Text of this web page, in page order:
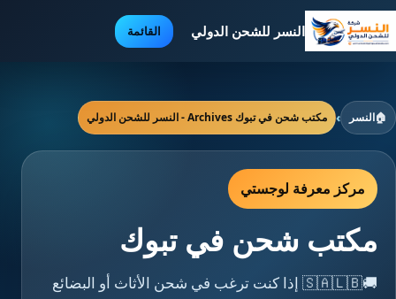
النسر للشحن الدولي القائمة
🏠النسر › مكتب شحن في تبوك Archives - النسر للشحن الدولي
مركز معرفة لوجستي
مكتب شحن في تبوك
🚚🇸🇦🇱🇧 إذا كنت ترغب في شحن الأثاث أو البضائع